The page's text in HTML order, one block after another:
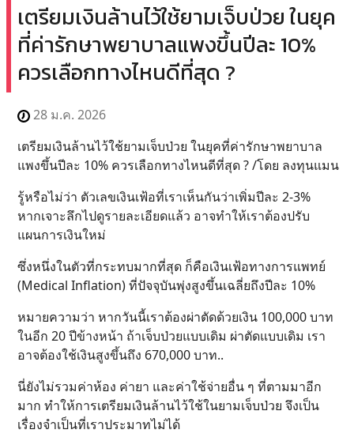
เตรียมเงินล้านไว้ใช้ยามเจ็บป่วย ในยุค
ที่ค่ารักษาพยาบาลแพงขึ้นปีละ 10%
ควรเลือกทางไหนดีที่สุด ?
28 ม.ค. 2026
เตรียมเงินล้านไว้ใช้ยามเจ็บป่วย ในยุคที่ค่ารักษาพยาบาล
แพงขึ้นปีละ 10% ควรเลือกทางไหนดีที่สุด ? /โดย ลงทุนแมน
รู้หรือไม่ว่า ตัวเลขเงินเฟ้อที่เราเห็นกันว่าเพิ่มปีละ 2-3%
หากเจาะลึกไปดูรายละเอียดแล้ว อาจทำให้เราต้องปรับ
แผนการเงินใหม่
ซึ่งหนึ่งในตัวที่กระทบมากที่สุด ก็คือเงินเฟ้อทางการแพทย์
(Medical Inflation) ที่ปัจจุบันพุ่งสูงขึ้นเฉลี่ยถึงปีละ 10%
หมายความว่า หากวันนี้เราต้องผ่าตัดด้วยเงิน 100,000 บาท
ในอีก 20 ปีข้างหน้า ถ้าเจ็บป่วยแบบเดิม ผ่าตัดแบบเดิม เรา
อาจต้องใช้เงินสูงขึ้นถึง 670,000 บาท..
นี่ยังไม่รวมค่าห้อง ค่ายา และค่าใช้จ่ายอื่น ๆ ที่ตามมาอีก
มาก ทำให้การเตรียมเงินล้านไว้ใช้ในยามเจ็บป่วย จึงเป็น
เรื่องจำเป็นที่เราประมาทไม่ได้